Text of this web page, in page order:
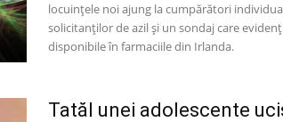
locuințele noi ajung la cumpărători
solicitanților de azil și un sondaj care
disponibile în farmaciile din Irlanda.
Tatăl unei adolescente